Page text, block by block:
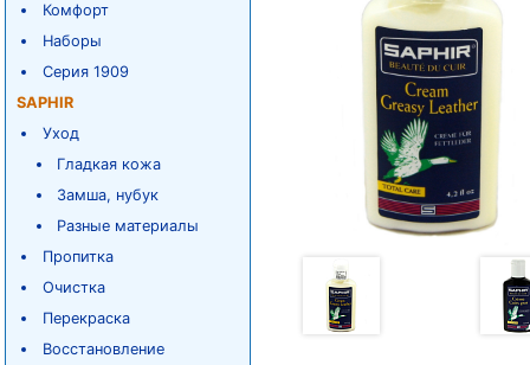
Комфорт
Наборы
Серия 1909
SAPHIR
Уход
Гладкая кожа
Замша, нубук
Разные материалы
Пропитка
Очистка
Перекраска
Восстановление